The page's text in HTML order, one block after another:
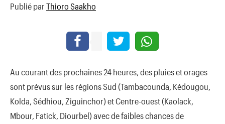
Publié par Thioro Saakho
Au courant des prochaines 24 heures, des pluies et orages
sont prévus sur les régions Sud (Tambacounda, Kédougou,
Kolda, Sédhiou, Ziguinchor) et Centre-ouest (Kaolack,
Mbour, Fatick, Diourbel) avec de faibles chances de